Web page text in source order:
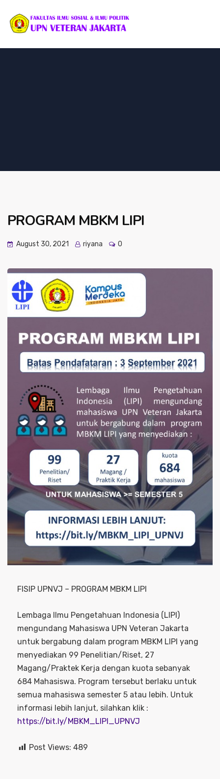
PROGRAM MBKM LIPI
August 30, 2021 riyana 0
FISIP UPNVJ – PROGRAM MBKM LIPI
Lembaga Ilmu Pengetahuan Indonesia (LIPI)
mengundang Mahasiswa UPN Veteran Jakarta
untuk bergabung dalam program MBKM LIPI yang
menyediakan 99 Penelitian/Riset, 27
Magang/Praktek Kerja dengan kuota sebanyak
684 Mahasiswa. Program tersebut berlaku untuk
semua mahasiswa semester 5 atau lebih. Untuk
informasi lebih lanjut, silahkan klik :
https://bit.ly/MBKM_LIPI_UPNVJ
Post Views: 489